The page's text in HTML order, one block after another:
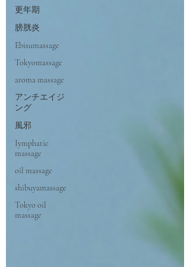
更年期
膀胱炎
Ebisumassage
Tokyomassage
aroma massage
アンチエイジ
ング
風邪
Iymphatic
massage
oil massage
shibuyamassage
Tokyo oil
massage